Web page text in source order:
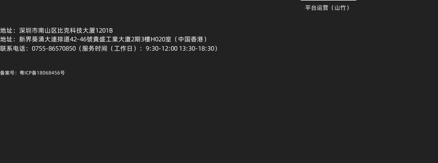
平台运营（山竹）
地址：深圳市南山区比克科技大厦1201B
地址：新界葵涌大連排道42-46號貴盛工業大廈2期3樓H020室（中国香港）
联系电话：0755-86570850（服务时间（工作日）：9:30-12:00 13:30-18:30）
备案号：粤ICP备18068456号